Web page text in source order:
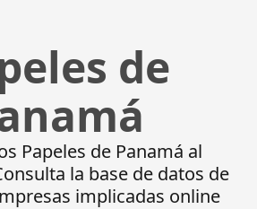
de
Papeles de Panamá al
la base de datos de
implicadas online